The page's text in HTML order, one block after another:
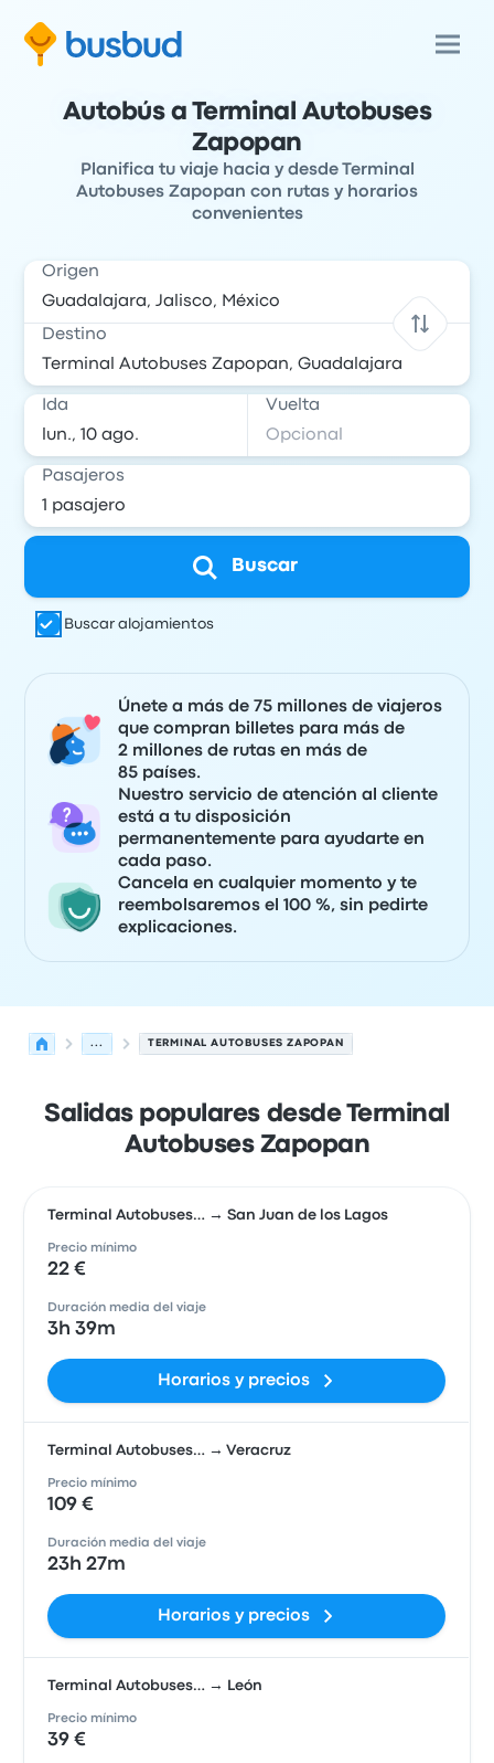
Autobús a Terminal Autobuses
Zapopan
Planifica tu viaje hacia y desde Terminal
Autobuses Zapopan con rutas y horarios
convenientes
Origen
Destino
Ida Vuelta
Pasajeros
Buscar
Buscar alojamientos
Únete a más de 75 millones de viajeros
que compran billetes para más de
2 millones de rutas en más de
85 países.
Nuestro servicio de atención al cliente
está a tu disposición
permanentemente para ayudarte en
cada paso.
Cancela en cualquier momento y te
reembolsaremos el 100 %, sin pedirte
explicaciones.
... TERMINAL AUTOBUSES ZAPOPAN
Salidas populares desde Terminal
Autobuses Zapopan
Terminal Autobuses… → San Juan de los Lagos
Precio mínimo
22 €
Duración media del viaje
3h 39m
Horarios y precios
Terminal Autobuses… → Veracruz
Precio mínimo
109 €
Duración media del viaje
23h 27m
Horarios y precios
Terminal Autobuses… → León
Precio mínimo
39 €